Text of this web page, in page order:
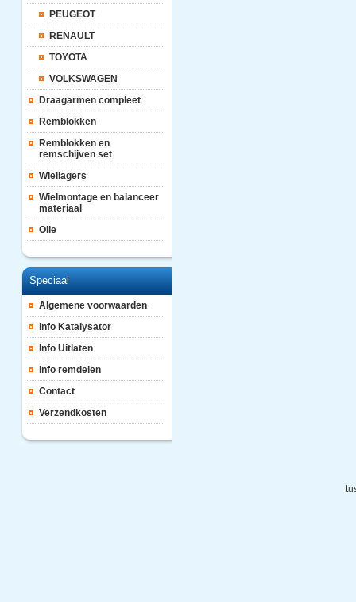
PEUGEOT
RENAULT
TOYOTA
VOLKSWAGEN
Draagarmen compleet
Remblokken
Remblokken en
remschijven set
Wiellagers
Wielmontage en balanceer
materiaal
Olie
Speciaal
Algemene voorwaarden
info Katalysator
Info Uitlaten
info remdelen
Contact
Verzendkosten